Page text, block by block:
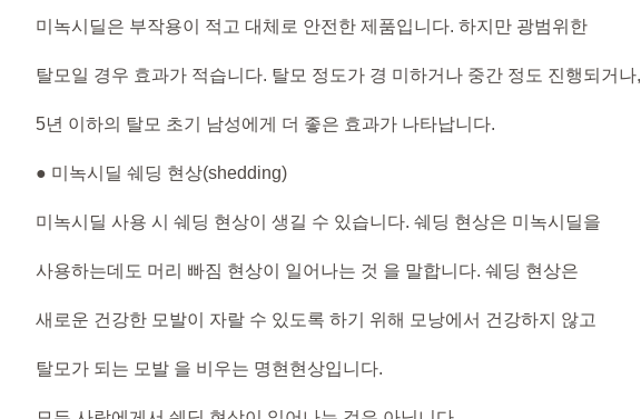
미녹시딜은 부작용이 적고 대체로 안전한 제품입니다. 하지만 광범위한
탈모일 경우 효과가 적습니다. 탈모 정도가 경 미하거나 중간 정도 진행되거나,
5년 이하의 탈모 초기 남성에게 더 좋은 효과가 나타납니다.
● 미녹시딜 쉐딩 현상(shedding)
미녹시딜 사용 시 쉐딩 현상이 생길 수 있습니다. 쉐딩 현상은 미녹시딜을
사용하는데도 머리 빠짐 현상이 일어나는 것 을 말합니다. 쉐딩 현상은
새로운 건강한 모발이 자랄 수 있도록 하기 위해 모낭에서 건강하지 않고
탈모가 되는 모발 을 비우는 명현현상입니다.